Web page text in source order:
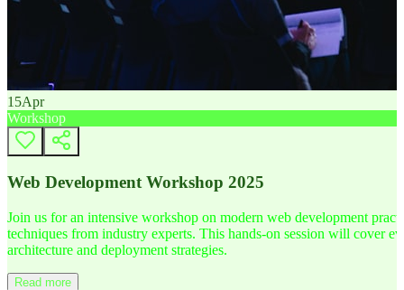
15Apr
Workshop
Web Development Workshop 2025
Join us for an intensive workshop on modern web development
techniques from industry experts. This hands-on session will cover
architecture and deployment strategies.
Read more